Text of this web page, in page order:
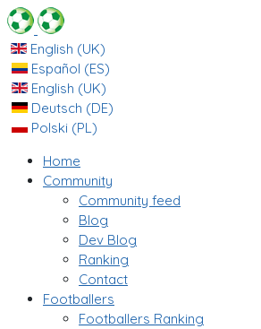
English (UK)
Español (ES)
English (UK)
Deutsch (DE)
Polski (PL)
Home
Community
Community feed
Blog
Dev Blog
Ranking
Contact
Footballers
Footballers Ranking